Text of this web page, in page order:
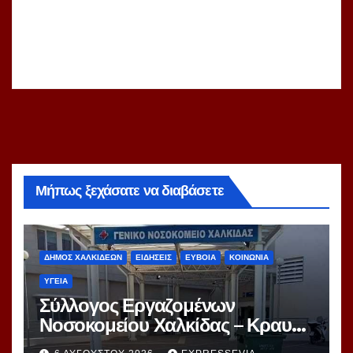
Μήπως ξεχάσατε να διαβάσετε
ΔΗΜΟΣ ΧΑΛΚΙΔΕΩΝ ΕΙΔΗΣΕΙΣ ΕΥΒΟΙΑ ΚΟΙΝΩΝΙΑ
ΥΓΕΙΑ
Σύλλογος Εργαζομένων
Νοσοκομείου Χαλκίδας – Κραυγή
Αγωνίας